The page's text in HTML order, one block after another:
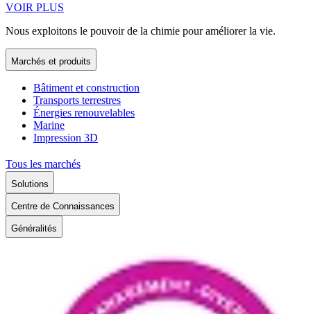
VOIR PLUS
Nous exploitons le pouvoir de la chimie pour améliorer la vie.
Marchés et produits
Bâtiment et construction
Transports terrestres
Énergies renouvelables
Marine
Impression 3D
Tous les marchés
Solutions
Centre de Connaissances
Généralités